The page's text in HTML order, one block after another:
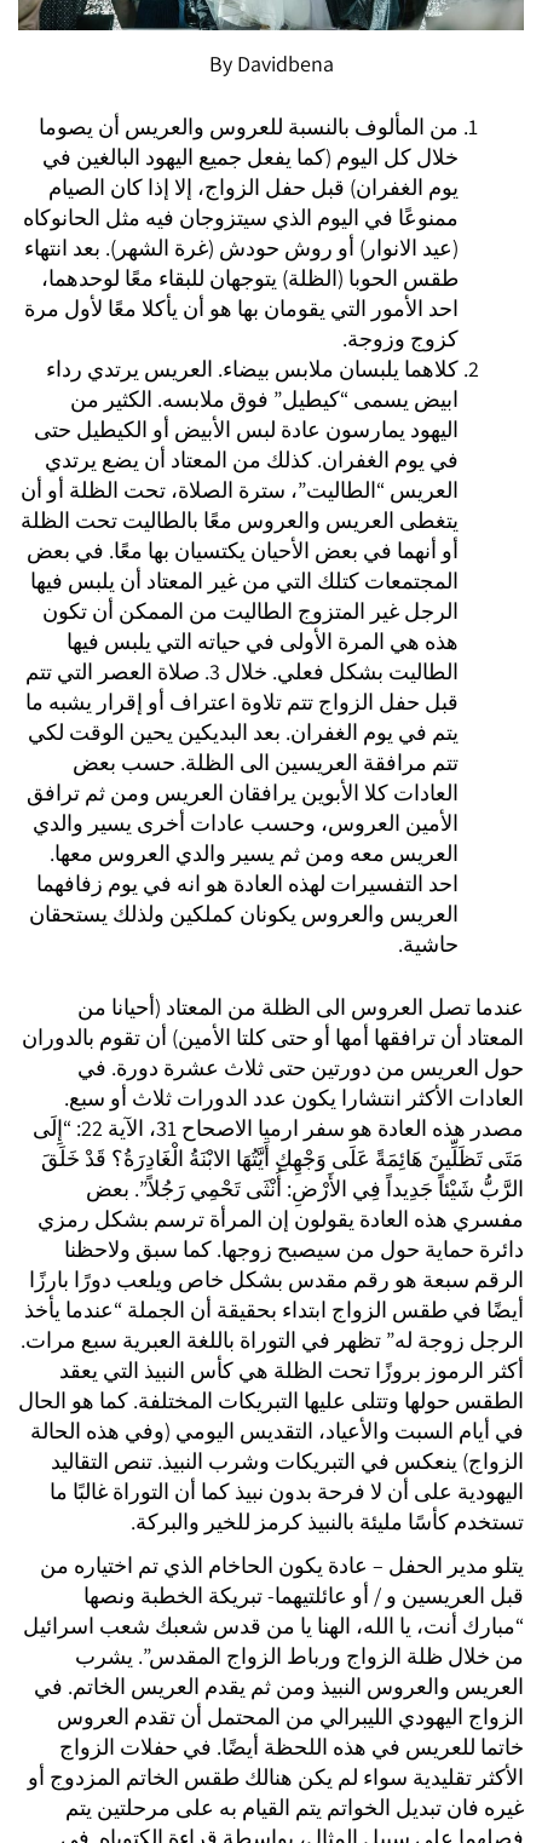
By Davidbena
من المألوف بالنسبة للعروس والعريس أن يصوما
خلال كل اليوم (كما يفعل جميع اليهود البالغين في
يوم الغفران) قبل حفل الزواج، إلا إذا كان الصيام
ممنوعًا في اليوم الذي سيتزوجان فيه مثل الحانوكاه
(عيد الانوار) أو روش حودش (غرة الشهر). بعد انتهاء
طقس الحوبا (الظلة) يتوجهان للبقاء معًا لوحدهما،
احد الأمور التي يقومان بها هو أن يأكلا معًا لأول مرة
كزوج وزوجة.
كلاهما يلبسان ملابس بيضاء. العريس يرتدي رداء
ابيض يسمى “كيطيل” فوق ملابسه. الكثير من
اليهود يمارسون عادة لبس الأبيض أو الكيطيل حتى
في يوم الغفران. كذلك من المعتاد أن يضع يرتدي
العريس “الطاليت”، سترة الصلاة، تحت الظلة أو أن
يتغطى العريس والعروس معًا بالطاليت تحت الظلة
أو أنهما في بعض الأحيان يكتسيان بها معًا. في بعض
المجتمعات كتلك التي من غير المعتاد أن يلبس فيها
الرجل غير المتزوج الطاليت من الممكن أن تكون
هذه هي المرة الأولى في حياته التي يلبس فيها
الطاليت بشكل فعلي. خلال 3. صلاة العصر التي تتم
قبل حفل الزواج تتم تلاوة اعتراف أو إقرار يشبه ما
يتم في يوم الغفران. بعد البديكين يحين الوقت لكي
تتم مرافقة العريسين الى الظلة. حسب بعض
العادات كلا الأبوين يرافقان العريس ومن ثم ترافق
الأمين العروس، وحسب عادات أخرى يسير والدي
العريس معه ومن ثم يسير والدي العروس معها.
احد التفسيرات لهذه العادة هو انه في يوم زفافهما
العريس والعروس يكونان كملكين ولذلك يستحقان
حاشية.
عندما تصل العروس الى الظلة من المعتاد (أحيانا من
المعتاد أن ترافقها أمها أو حتى كلتا الأمين) أن تقوم بالدوران
حول العريس من دورتين حتى ثلاث عشرة دورة. في
العادات الأكثر انتشارا يكون عدد الدورات ثلاث أو سبع.
مصدر هذه العادة هو سفر ارميا الاصحاح 31، الآية 22: “إِلَى
مَتَى تَظَلِّينَ هَائِمَةً عَلَى وَجْهِكِ أَيَّتُهَا الابْنَةُ الْغَادِرَةُ؟ قَدْ خَلَقَ
الرَّبُّ شَيْئاً جَدِيداً فِي الأَرْضِ: أُنْثَى تَحْمِي رَجُلاً.”. بعض
مفسري هذه العادة يقولون إن المرأة ترسم بشكل رمزي
دائرة حماية حول من سيصبح زوجها. كما سبق ولاحظنا
الرقم سبعة هو رقم مقدس بشكل خاص ويلعب دورًا بارزًا
أيضًا في طقس الزواج ابتداء بحقيقة أن الجملة “عندما يأخذ
الرجل زوجة له” تظهر في التوراة باللغة العبرية سبع مرات.
أكثر الرموز بروزًا تحت الظلة هي كأس النبيذ التي يعقد
الطقس حولها وتتلى عليها التبريكات المختلفة. كما هو الحال
في أيام السبت والأعياد، التقديس اليومي (وفي هذه الحالة
الزواج) ينعكس في التبريكات وشرب النبيذ. تنص التقاليد
اليهودية على أن لا فرحة بدون نبيذ كما أن التوراة غالبًا ما
تستخدم كأسًا مليئة بالنبيذ كرمز للخير والبركة.
يتلو مدير الحفل – عادة يكون الحاخام الذي تم اختياره من
قبل العريسين و / أو عائلتيهما- تبريكة الخطبة ونصها
“مبارك أنت، يا الله، الهنا يا من قدس شعبك شعب اسرائيل
من خلال ظلة الزواج ورباط الزواج المقدس”. يشرب
العريس والعروس النبيذ ومن ثم يقدم العريس الخاتم. في
الزواج اليهودي الليبرالي من المحتمل أن تقدم العروس
خاتما للعريس في هذه اللحظة أيضًا. في حفلات الزواج
الأكثر تقليدية سواء لم يكن هنالك طقس الخاتم المزدوج أو
غيره فان تبديل الخواتم يتم القيام به على مرحلتين يتم
فصلهما على سبيل المثال، بواسطة قراءة الكتوباه. في